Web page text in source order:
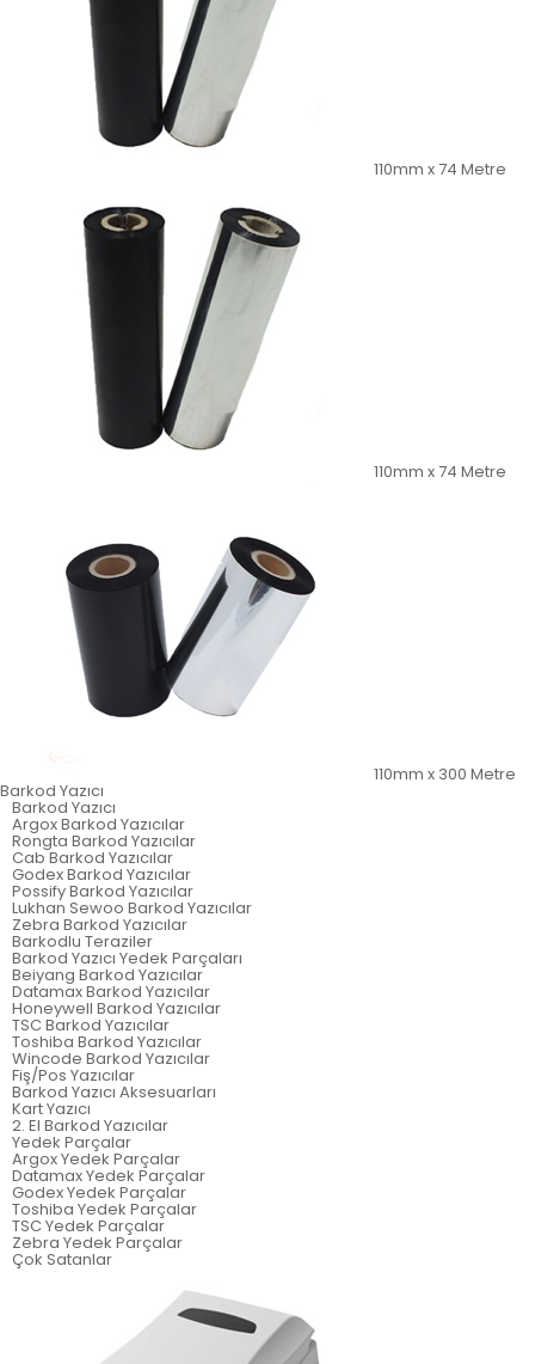
110mm x 74 Metre
110mm x 74 Metre
110mm x 300 Metre
Barkod Yazıcı
Barkod Yazıcı
Argox Barkod Yazıcılar
Rongta Barkod Yazıcılar
Cab Barkod Yazıcılar
Godex Barkod Yazıcılar
Possify Barkod Yazıcılar
Lukhan Sewoo Barkod Yazıcılar
Zebra Barkod Yazıcılar
Barkodlu Teraziler
Barkod Yazıcı Yedek Parçaları
Beiyang Barkod Yazıcılar
Datamax Barkod Yazıcılar
Honeywell Barkod Yazıcılar
TSC Barkod Yazıcılar
Toshiba Barkod Yazıcılar
Wincode Barkod Yazıcılar
Fiş/Pos Yazıcılar
Barkod Yazıcı Aksesuarları
Kart Yazıcı
2. El Barkod Yazıcılar
Yedek Parçalar
Argox Yedek Parçalar
Datamax Yedek Parçalar
Godex Yedek Parçalar
Toshiba Yedek Parçalar
TSC Yedek Parçalar
Zebra Yedek Parçalar
Çok Satanlar